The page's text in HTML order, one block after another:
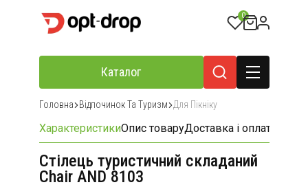
0
Каталог
Головна Відпочинок Та Туризм Для Пікніку
ХарактеристикиОпис товаруДоставка і оплата
Стілець туристичний складаний
Chair AND 8103